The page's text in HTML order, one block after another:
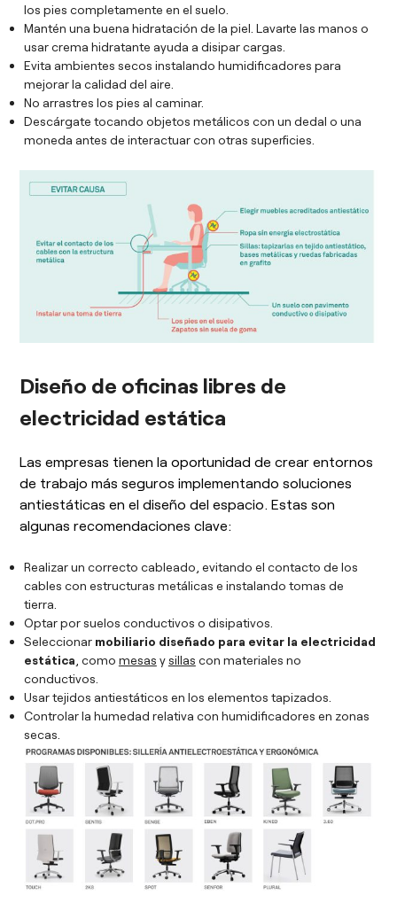
los pies completamente en el suelo.
Mantén una buena hidratación de la piel. Lavarte las manos o
usar crema hidratante ayuda a disipar cargas.
Evita ambientes secos instalando humidificadores para
mejorar la calidad del aire.
No arrastres los pies al caminar.
Descárgate tocando objetos metálicos con un dedal o una
moneda antes de interactuar con otras superficies.
Diseño de oficinas libres de
electricidad estática
Las empresas tienen la oportunidad de crear entornos
de trabajo más seguros implementando soluciones
antiestáticas en el diseño del espacio. Estas son
algunas recomendaciones clave:
Realizar un correcto cableado, evitando el contacto de los
cables con estructuras metálicas e instalando tomas de
tierra.
Optar por suelos conductivos o disipativos.
Seleccionar mobiliario diseñado para evitar la electricidad
estática , como mesas ysillas con materiales no
conductivos.
Usar tejidos antiestáticos en los elementos tapizados.
Controlar la humedad relativa con humidificadores en zonas
secas.